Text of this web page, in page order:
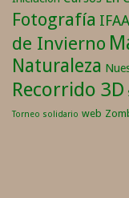
Fotografía IFAA
de Invierno
Naturaleza
Recorrido 3D
Torneo solidario web